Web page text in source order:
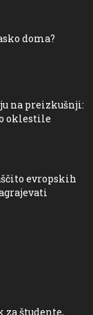
doma?
na preizkušnji:
oklestile
evropskih
za študente,